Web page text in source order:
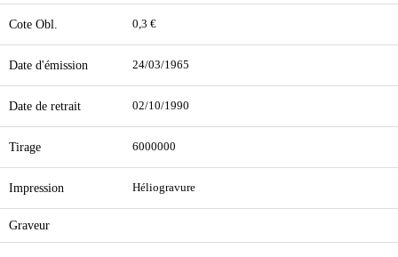
Cote Obl. 0,3 €
Date d'émission 24/03/1965
Date de retrait 02/10/1990
Tirage 6000000
Impression Héliogravure
Graveur